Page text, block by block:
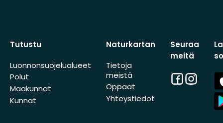
Tutustu
Luonnonsuojelualueet
Polut
Maakunnat
Kunnat
Naturkartan
Tietoja
meistä
Oppaat
Yhteystiedot
Seuraa
meitä
Facebook